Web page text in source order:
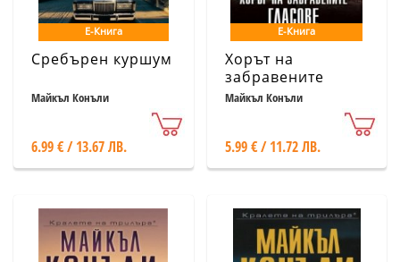
Е-Книга
Сребърен куршум
Майкъл Конъли
6.99 € / 13.67 ЛВ.
Е-Книга
Хорът на
забравените
гласове
Майкъл Конъли
5.99 € / 11.72 ЛВ.